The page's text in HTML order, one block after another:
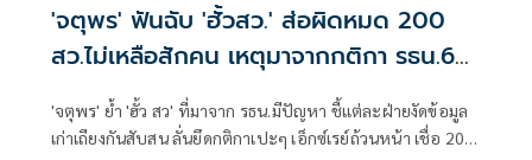
'จตุพร' ฟันฉับ 'ฮั้วสว.' ส่อผิดหมด 200
สว.ไม่เหลือสักคน เหตุมาจากกติกา รธน.60
เป็นปัญหา
'จตุพร' ย้ำ 'ฮั้ว สว' ที่มาจาก รธน.มีปัญหา ชี้แต่ละฝ่ายงัดข้อมูล
เก่าเถียงกันสับสน ลั่นยึดกติกาเปะๆ เอ็กซ์เรย์ถ้วนหน้า เชื่อ 200